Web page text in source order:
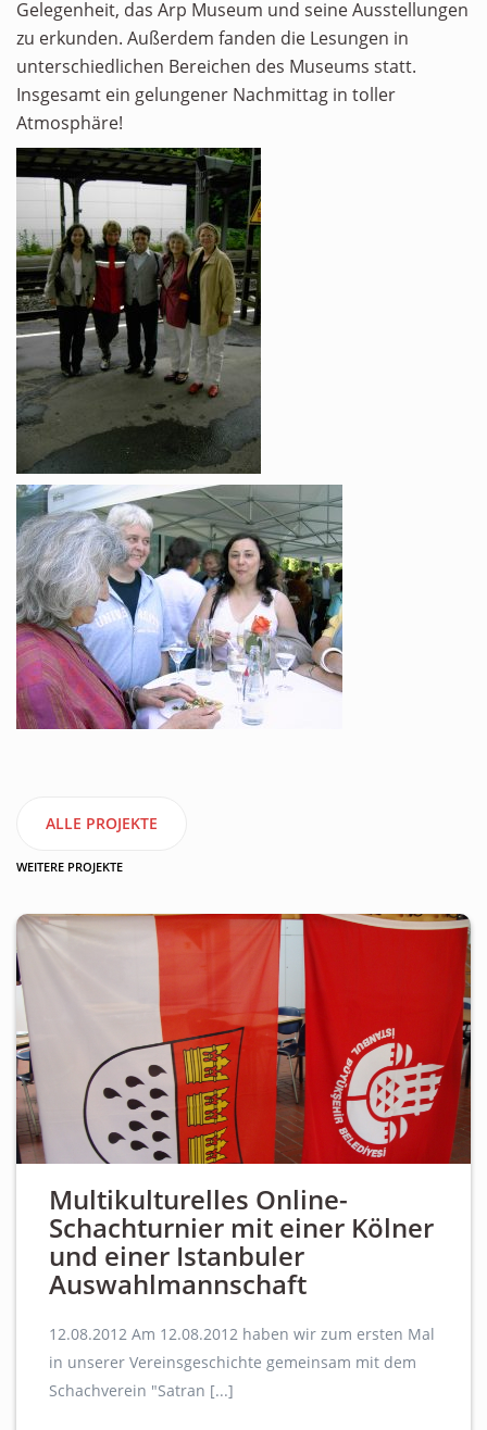
Gelegenheit, das Arp Museum und seine Ausstellungen
zu erkunden. Außerdem fanden die Lesungen in
unterschiedlichen Bereichen des Museums statt.
Insgesamt ein gelungener Nachmittag in toller
Atmosphäre!
ALLE PROJEKTE
WEITERE PROJEKTE
Multikulturelles Online-
Schachturnier mit einer Kölner
und einer Istanbuler
Auswahlmannschaft
12.08.2012 Am 12.08.2012 haben wir zum ersten Mal
in unserer Vereinsgeschichte gemeinsam mit dem
Schachverein "Satran [...]